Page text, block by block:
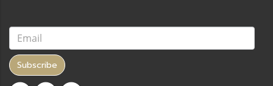
Subscribe